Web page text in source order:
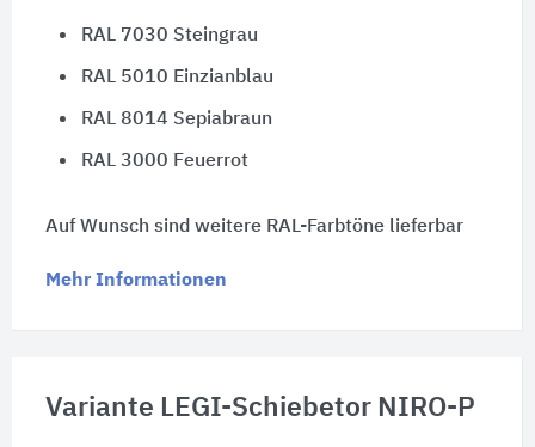
RAL 7030 Steingrau
RAL 5010 Einzianblau
RAL 8014 Sepiabraun
RAL 3000 Feuerrot
Auf Wunsch sind weitere RAL-Farbtöne lieferbar
Mehr Informationen
Variante LEGI-Schiebetor NIRO-P